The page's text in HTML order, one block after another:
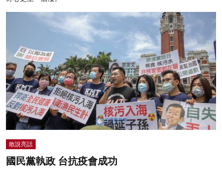
敢說亮話
國民黨執政 台抗疫會成功